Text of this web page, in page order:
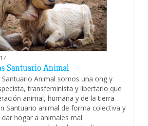
Santuario Animal
Santuario Animal somos una ong y
transfeminista y libertario que
animal, humana y de la tierra.
Santuario animal de forma colectiva y
hogar a animales mal